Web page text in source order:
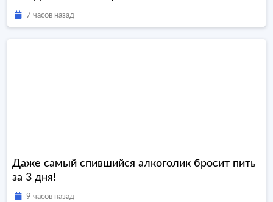
7 часов назад
Даже самый спившийся алкоголик бросит пить
за 3 дня!
9 часов назад